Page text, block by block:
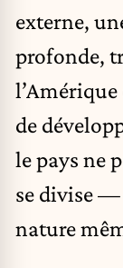
externe,
profonde,
de
le pays ne
se divise —
nature